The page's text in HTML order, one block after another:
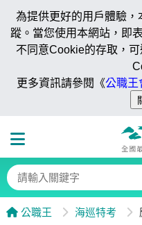
為提供更好的用戶體驗
蹤。當您使用本網站，即
不同意Cookie的存取，
更多資訊請參閱《公職王
公職王 海巡特考